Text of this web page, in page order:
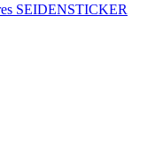
SEIDENSTICKER